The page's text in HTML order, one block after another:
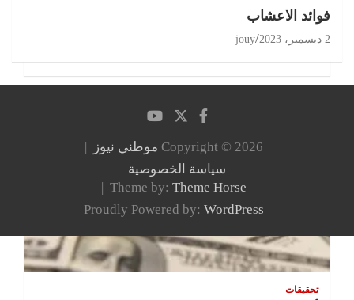
تحقيقات
‏فوائد الاعشاب
2 ديسمبر، 2023 jouy
Copyright © 2026 موطني نيوز
سياسة الخصوصية
Theme by: Theme Horse
Proudly Powered by: WordPress